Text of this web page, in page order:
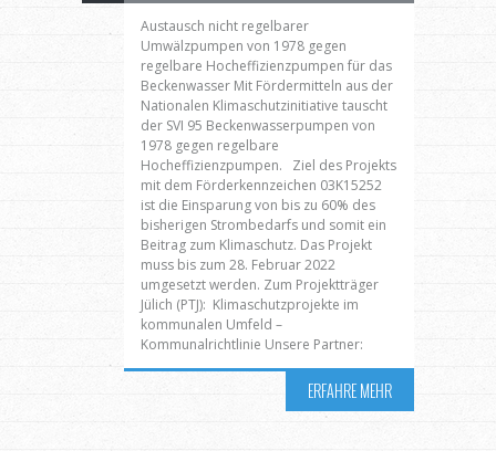
Austausch nicht regelbarer
Umwälzpumpen von 1978 gegen
regelbare Hocheffizienzpumpen für das
Beckenwasser Mit Fördermitteln aus der
Nationalen Klimaschutzinitiative tauscht
der SVI 95 Beckenwasserpumpen von
1978 gegen regelbare
Hocheffizienzpumpen. Ziel des Projekts
mit dem Förderkennzeichen 03K15252
ist die Einsparung von bis zu 60% des
bisherigen Strombedarfs und somit ein
Beitrag zum Klimaschutz. Das Projekt
muss bis zum 28. Februar 2022
umgesetzt werden. Zum Projektträger
Jülich (PTJ): Klimaschutzprojekte im
kommunalen Umfeld –
Kommunalrichtlinie Unsere Partner:
ERFAHRE MEHR